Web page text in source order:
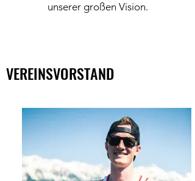
unserer großen Vision.
VEREINSVORSTAND